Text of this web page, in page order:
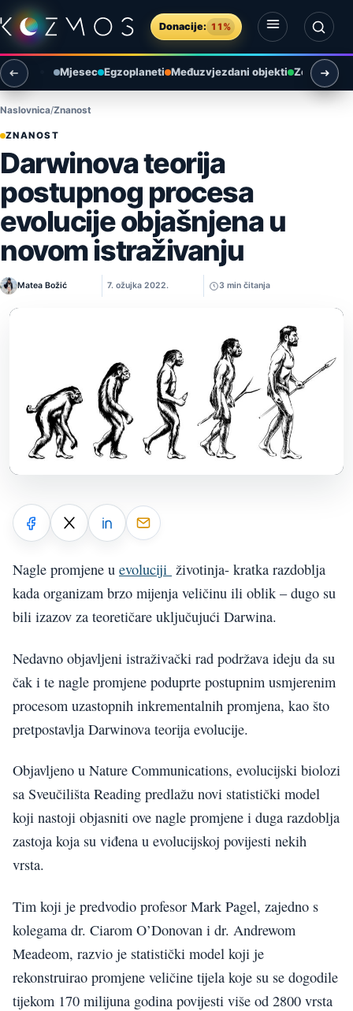
Preskoči na sadržaj
Donacije: 11%
Otvori izbornik
Otvori pretragu
Mjesec Egzoplaneti Međuzvjezdani objekti Zemlja i
Naslovnica Znanost
ZNANOST
Darwinova teorija
postupnog procesa
evolucije objašnjena u
novom istraživanju
Matea Božić 7. ožujka 2022. 3 min čitanja
Nagle promjene u evoluciji životinja- kratka razdoblja
kada organizam brzo mijenja veličinu ili oblik – dugo su
bili izazov za teoretičare uključujući Darwina.
Nedavno objavljeni istraživački rad podržava ideju da su
čak i te nagle promjene poduprte postupnim usmjerenim
procesom uzastopnih inkrementalnih promjena, kao što
pretpostavlja Darwinova teorija evolucije.
Objavljeno u Nature Communications, evolucijski biolozi
sa Sveučilišta Reading predlažu novi statistički model
koji nastoji objasniti ove nagle promjene i duga razdoblja
zastoja koja su viđena u evolucijskoj povijesti nekih
vrsta.
Tim koji je predvodio profesor Mark Pagel, zajedno s
kolegama dr. Ciarom O’Donovan i dr. Andrewom
Meadeom, razvio je statistički model koji je
rekonstruirao promjene veličine tijela koje su se dogodile
tijekom 170 milijuna godina povijesti više od 2800 vrsta